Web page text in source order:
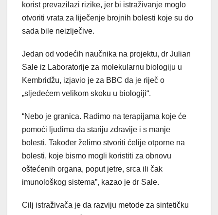
korist prevazilazi rizike, jer bi istraživanje moglo
otvoriti vrata za liječenje brojnih bolesti koje su do
sada bile neizlječive.
Jedan od vodećih naučnika na projektu, dr Julian
Sale iz Laboratorije za molekularnu biologiju u
Kembridžu, izjavio je za BBC da je riječ o
„sljedećem velikom skoku u biologiji“.
“Nebo je granica. Radimo na terapijama koje će
pomoći ljudima da stariju zdravije i s manje
bolesti. Također želimo stvoriti ćelije otporne na
bolesti, koje bismo mogli koristiti za obnovu
oštećenih organa, poput jetre, srca ili čak
imunološkog sistema”, kazao je dr Sale.
Cilj istraživača je da razviju metode za sintetičku